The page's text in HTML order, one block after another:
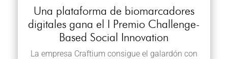
Una plataforma de biomarcadores
digitales gana el I Premio Challenge-
Based Social Innovation
La empresa Craftium consigue el galardón con